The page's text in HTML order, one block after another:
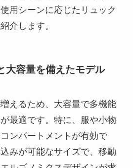
用シーンに応じたリュック
介します。
大容量を備えたモデル
えるため、大容量で多機能
最適です。特に、服や小物
ンパートメントが有効で
みが可能なサイズで、移動